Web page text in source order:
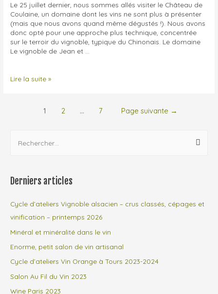
Le 25 juillet dernier, nous sommes allés visiter le Château de
Coulaine, un domaine dont les vins ne sont plus à présenter
(mais que nous avons quand même dégustés !). Nous avons
donc opté pour une approche plus technique, concentrée
sur le terroir du vignoble, typique du Chinonais. Le domaine
Le vignoble de Jean et …
Château
géologique
Lire la suite »
Pagination
publications
1 2 … 7 Page suivante →
h
r
c
:
Derniers articles
Cycle d’ateliers Vignoble alsacien – crus classés, cépages et
vinification – printemps 2026
Minéral et minéralité dans le vin
Enorme, petit salon de vin artisanal
Cycle d’ateliers Vin Orange à Tours 2023-2024
Salon Au Fil du Vin 2023
Wine Paris 2023